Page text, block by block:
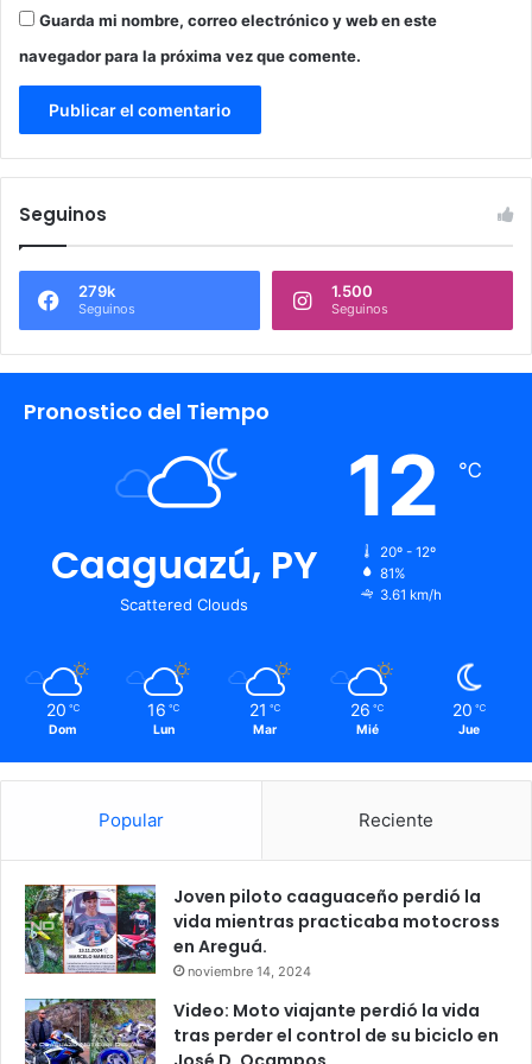
Guarda mi nombre, correo electrónico y web en este
navegador para la próxima vez que comente.
Seguinos
279k
Seguinos
1.500
Seguinos
Pronostico del Tiempo
Caaguazú, PY
Scattered Clouds
12 ℃
20º - 12º
81%
3.61 km/h
20 ℃
Dom
16 ℃
Lun
21 ℃
Mar
26 ℃
Mié
20 ℃
Jue
Popular Reciente
Joven piloto caaguaceño perdió la
vida mientras practicaba motocross
en Areguá.
noviembre 14, 2024
Video: Moto viajante perdió la vida
tras perder el control de su biciclo en